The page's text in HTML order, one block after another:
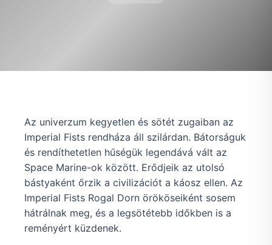
Az univerzum kegyetlen és sötét zugaiban az
Imperial Fists rendháza áll szilárdan. Bátorságuk
és rendíthetetlen hűségük legendává vált az
Space Marine-ok között. Erődjeik az utolsó
bástyaként őrzik a civilizációt a káosz ellen. Az
Imperial Fists Rogal Dorn örököseiként sosem
hátrálnak meg, és a legsötétebb időkben is a
reményért küzdenek.